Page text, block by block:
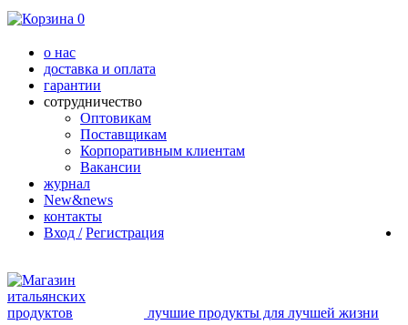
0
о нас
доставка и оплата
гарантии
сотрудничество
Оптовикам
Поставщикам
Корпоративным клиентам
Вакансии
журнал
New&news
контакты
Вход / Регистрация
лучшие продукты для лучшей жизни